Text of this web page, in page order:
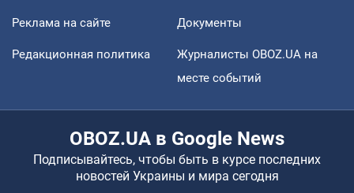
Реклама на сайте Документы
Редакционная политика
Журналисты OBOZ.UA на
месте событий
OBOZ.UA в Google News
Подписывайтесь, чтобы быть в курсе последних
новостей Украины и мира сегодня